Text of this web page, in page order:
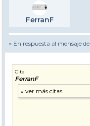
FerranF
» En respuesta al mensaje de
Cita
FerranF